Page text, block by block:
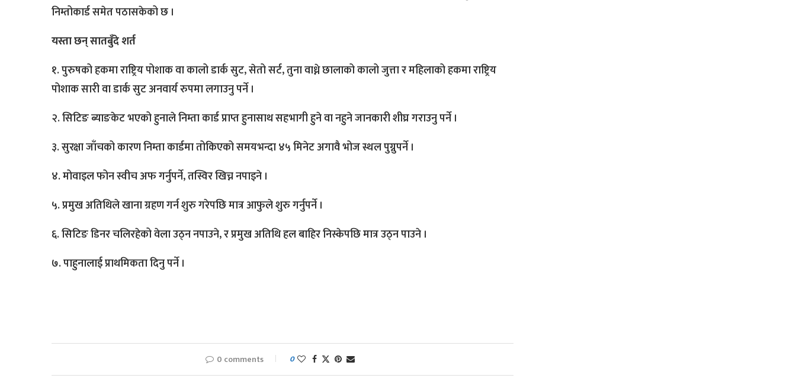
निम्तोकार्ड समेत पठासकेको छ ।
यस्ता छन् सातबुँदे शर्त
१. पुरुषको हकमा राष्ट्रिय पोशाक वा कालो डार्क सुट, सेतो सर्ट, तुना वाध्ने छालाको कालो जुत्ता र महिलाको हकमा राष्ट्रिय
पोशाक सारी वा डार्क सुट अनवार्य रुपमा लगाउनु पर्ने ।
२. सिटिङ ब्याङकेट भएको हुनाले निम्ता कार्ड प्राप्त हुनासाथ सहभागी हुने वा नहुने जानकारी शीघ्र गराउनु पर्ने ।
३. सुरक्षा जाँचको कारण निम्ता कार्डमा तोकिएको समयभन्दा ४५ मिनेट अगावै भोज स्थल पुग्नुपर्ने ।
४. मोवाइल फोन स्वीच अफ गर्नुपर्ने, तस्विर खिच्न नपाइने ।
५. प्रमुख अतिथिले खाना ग्रहण गर्न शुरु गरेपछि मात्र आफुले शुरु गर्नुपर्ने ।
६. सिटिङ डिनर चलिरहेको वेला उठ्न नपाउने, र प्रमुख अतिथि हल बाहिर निस्केपछि मात्र उठ्न पाउने ।
७. पाहुनालाई प्राथमिकता दिनु पर्ने ।
0 comments 0